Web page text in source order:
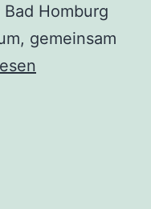
Homburg
gemeinsam